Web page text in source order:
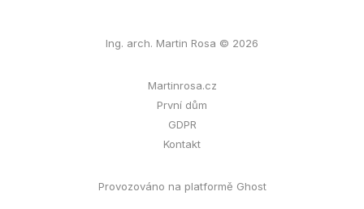
Ing. arch. Martin Rosa © 2026
Martinrosa.cz
První dům
GDPR
Kontakt
Provozováno na platformě Ghost